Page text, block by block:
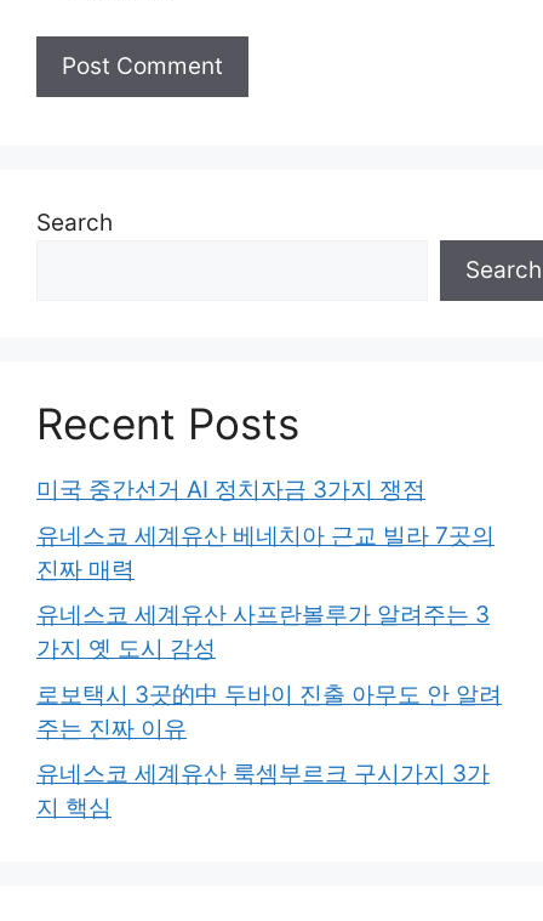
Search
Search
Recent Posts
미국 중간선거 AI 정치자금 3가지 쟁점
유네스코 세계유산 베네치아 근교 빌라 7곳의
진짜 매력
유네스코 세계유산 사프란볼루가 알려주는 3
가지 옛 도시 감성
로보택시 3곳的中 두바이 진출 아무도 안 알려
주는 진짜 이유
유네스코 세계유산 룩셈부르크 구시가지 3가
지 핵심